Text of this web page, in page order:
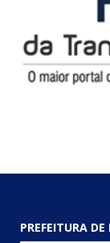
PREFEITURA DE